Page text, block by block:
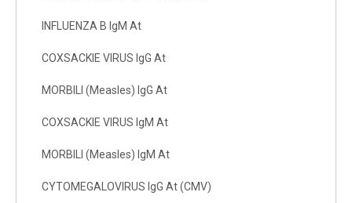
INFLUENZA B IgM At
COXSACKIE VIRUS IgG At
MORBILI (Measles) IgG At
COXSACKIE VIRUS IgM At
MORBILI (Measles) IgM At
CYTOMEGALOVIRUS IgG At (CMV)